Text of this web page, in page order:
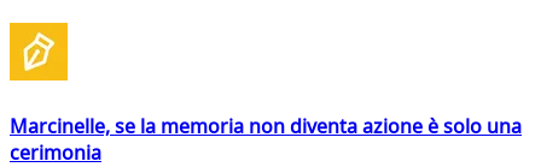
Marcinelle, se la memoria non diventa azione è solo una
cerimonia